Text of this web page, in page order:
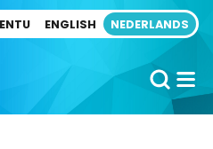
ENGLISH NEDERLANDS